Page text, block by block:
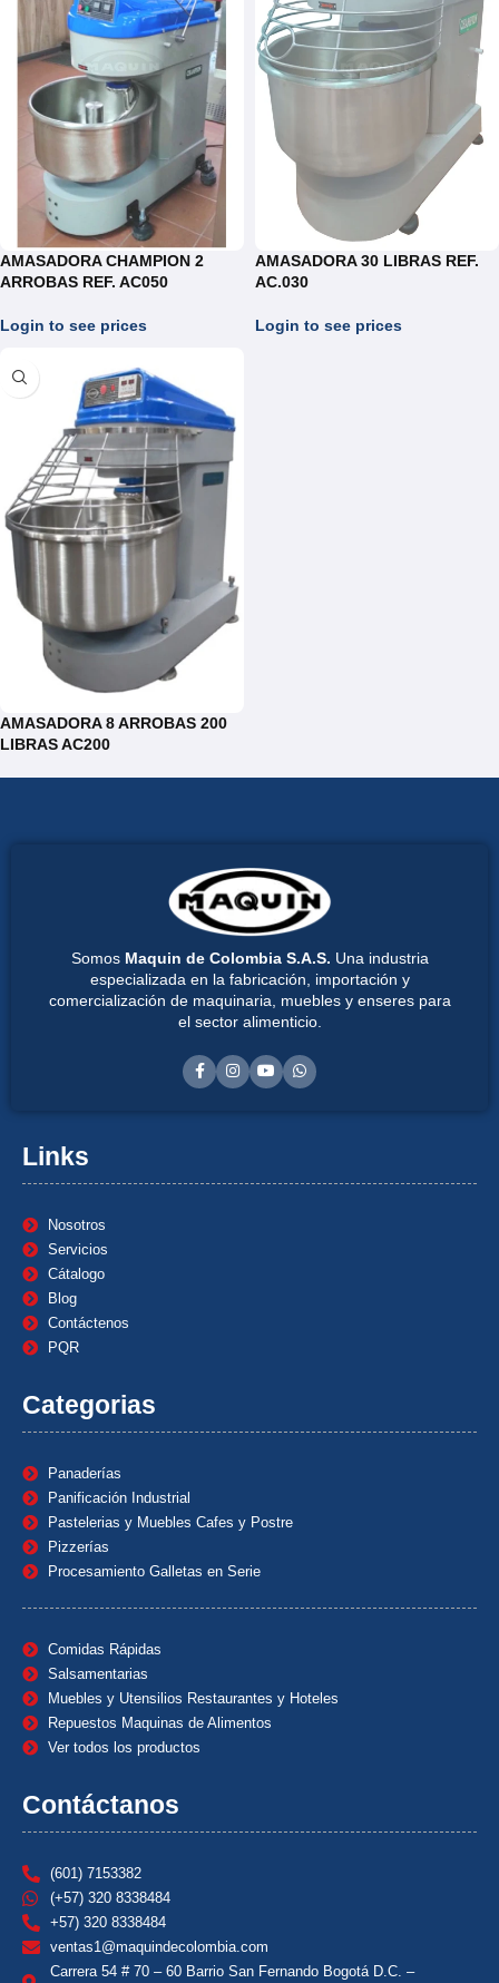
AMASADORA CHAMPION 2
ARROBAS REF. AC050
Login to see prices
AMASADORA 30 LIBRAS REF.
AC.030
Login to see prices
AMASADORA 8 ARROBAS 200
LIBRAS AC200
Somos Maquin de Colombia S.A.S. Una industria
especializada en la fabricación, importación y
comercialización de maquinaria, muebles y enseres para
el sector alimenticio.
Links
Nosotros
Servicios
Cátalogo
Blog
Contáctenos
PQR
Categorias
Panaderías
Panificación Industrial
Pastelerias y Muebles Cafes y Postre
Pizzerías
Procesamiento Galletas en Serie
Comidas Rápidas
Salsamentarias
Muebles y Utensilios Restaurantes y Hoteles
Repuestos Maquinas de Alimentos
Ver todos los productos
Contáctanos
(601) 7153382
(+57) 320 8338484
+57) 320 8338484
ventas1@maquindecolombia.com
Carrera 54 # 70 – 60 Barrio San Fernando Bogotá D.C. –